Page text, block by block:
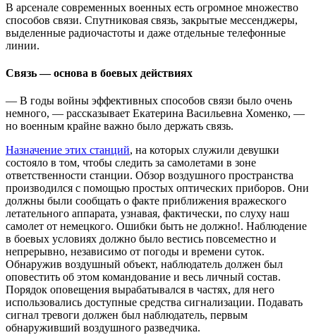
В арсенале современных военных есть огромное множество
способов связи. Спутниковая связь, закрытые мессенджеры,
выделенные радиочастоты и даже отдельные телефонные
линии.
Связь — основа в боевых действиях
— В годы войны эффективных способов связи было очень
немного, — рассказывает Екатерина Васильевна Хоменко, —
но военным крайне важно было держать связь.
Назначение этих станций, на которых служили девушки
состояло в том, чтобы следить за самолетами в зоне
ответственности станции. Обзор воздушного пространства
производился с помощью простых оптических приборов. Они
должны были сообщать о факте приближения вражеского
летательного аппарата, узнавая, фактически, по слуху наш
самолет от немецкого. Ошибки быть не должно!. Наблюдение
в боевых условиях должно было вестись повсеместно и
непрерывно, независимо от погоды и времени суток.
Обнаружив воздушный объект, наблюдатель должен был
оповестить об этом командование и весь личный состав.
Порядок оповещения вырабатывался в частях, для него
использовались доступные средства сигнализации. Подавать
сигнал тревоги должен был наблюдатель, первым
обнаруживший воздушного разведчика.